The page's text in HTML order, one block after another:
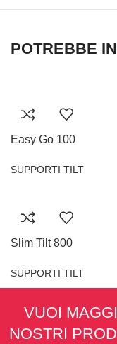
POTREBBE
Easy Go 100
SUPPORTI TILT
Slim Tilt 800
SUPPORTI TILT
VUOI
NOSTRI